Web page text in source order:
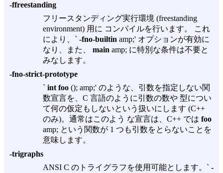
-ffreestanding
フリースタンディング実行環境 (freestanding
environment) 用に コンパイルを行います。 これ
により、` -fno-builtin amp;' オプションが有効に
なり、また、 main amp; に特別な条件は不要と
みなします。
-fno-strict-prototype
` int foo (); amp;' のような、引数を指定しない関
数宣言を、C 言語のように引数の数や 型につい
て何の仮定もしないという扱いにします (C++
のみ)。通常はこのよう な宣言は、C++ では foo
amp; という関数が 1 つも引数をとらないことを
意味します。
-trigraphs
ANSI C のトライグラフを使用可能とします。` -